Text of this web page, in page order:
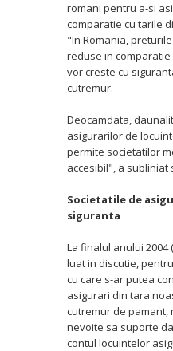
romani pentru a-si
comparatie cu tarile
"In Romania,
reduse in comparatie
vor creste cu
cutremur.
Deocamdata,
asigurarilor de
permite societatilor
accesibil", a subliniat
Societatile de
siguranta
La finalul anului 2004
luat in discutie,
cu care s-ar putea
asigurari din tara
cutremur de pamant,
nevoite sa suporte
contul locuintelor